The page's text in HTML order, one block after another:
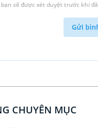
sẽ được xét duyệt trước khi
Gửi
CHUYÊN MỤC